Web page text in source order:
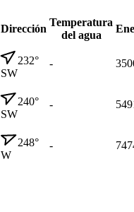
Dirección
Temperatura
del agua
232°
SW
-
240°
SW
-
248°
W
-